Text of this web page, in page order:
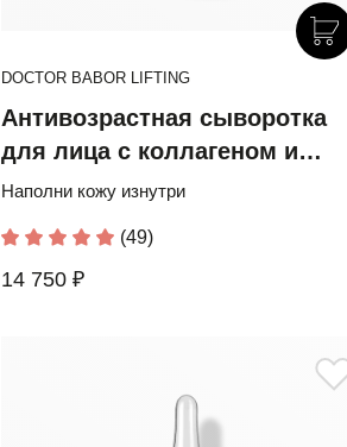
DOCTOR BABOR LIFTING
Антивозрастная сыворотка
для лица с коллагеном и
пептидами
Наполни кожу изнутри
(49)
14 750 ₽